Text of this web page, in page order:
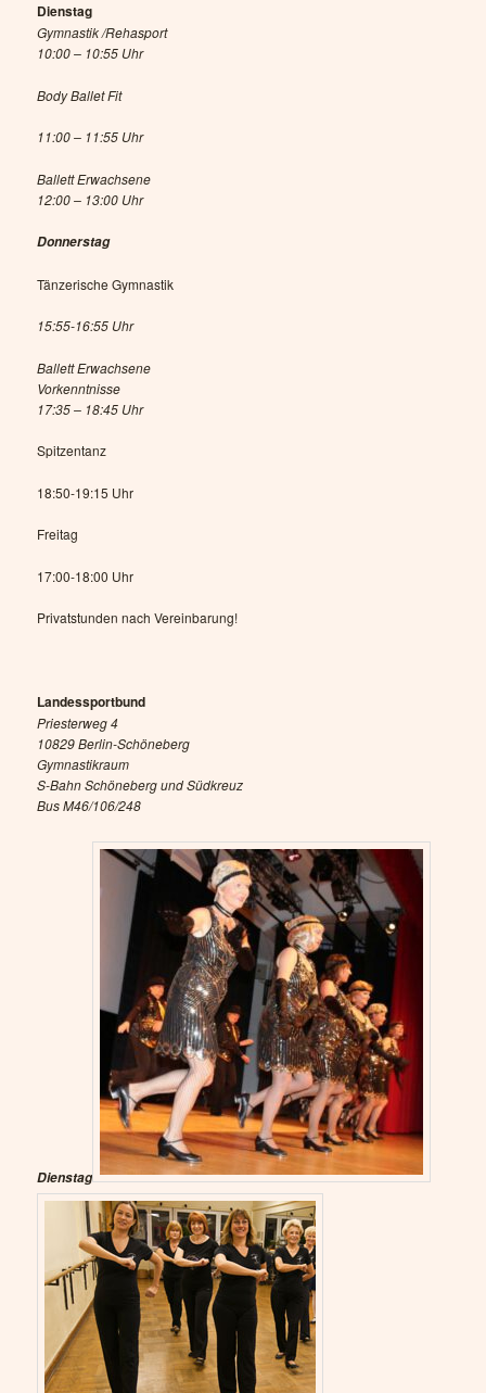
Dienstag
Gymnastik /Rehasport
10:00 – 10:55 Uhr
Body Ballet Fit
11:00 – 11:55 Uhr
Ballett Erwachsene
12:00 – 13:00 Uhr
Donnerstag
Tänzerische Gymnastik
15:55-16:55 Uhr
Ballett Erwachsene
Vorkenntnisse
17:35 – 18:45 Uhr
Spitzentanz
18:50-19:15 Uhr
Freitag
17:00-18:00 Uhr
Privatstunden nach Vereinbarung!
Landessportbund
Priesterweg 4
10829 Berlin-Schöneberg
Gymnastikraum
S-Bahn Schöneberg und Südkreuz
Bus M46/106/248
Dienstag